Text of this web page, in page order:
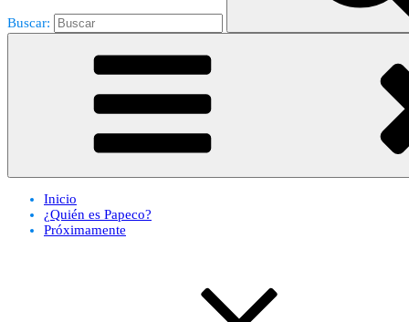
Buscar:
Inicio
¿Quién es Papeco?
Próximamente